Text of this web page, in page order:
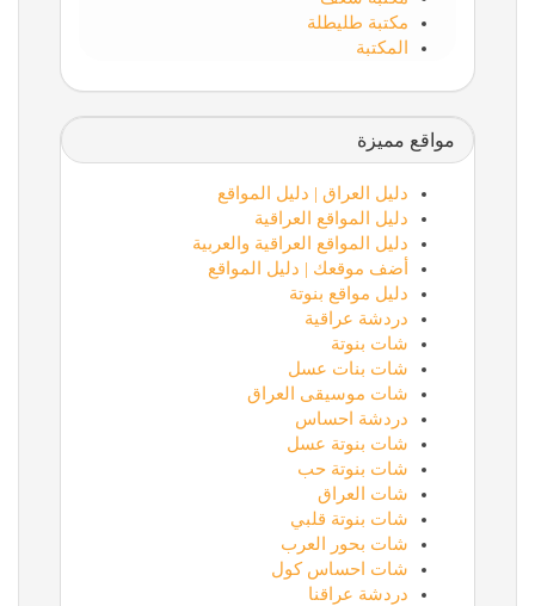
مكتبة طليطلة
المكتبة
مواقع مميزة
دليل العراق | دليل المواقع
دليل المواقع العراقية
دليل المواقع العراقية والعربية
أضف موقعك | دليل المواقع
دليل مواقع بنوتة
دردشة عراقية
شات بنوتة
شات بنات عسل
شات موسيقى العراق
دردشة احساس
شات بنوتة عسل
شات بنوتة حب
شات العراق
شات بنوتة قلبي
شات بحور العرب
شات احساس كول
دردشة عراقنا